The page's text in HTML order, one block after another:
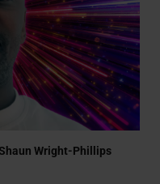
Wright-Phillips